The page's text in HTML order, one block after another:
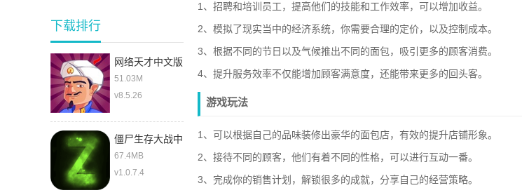
下载排行
网络天才中文版
51.03M
v8.5.26
僵尸生存大战中
文版
67.4MB
v1.0.7.4
1、招聘和培训员工，提高他们的技能和工作效率，可以增加收益。
2、模拟了现实当中的经济系统，你需要合理的定价，以及控制成本。
3、根据不同的节日以及气候推出不同的面包，吸引更多的顾客消费。
4、提升服务效率不仅能增加顾客满意度，还能带来更多的回头客。
游戏玩法
1、可以根据自己的品味装修出豪华的面包店，有效的提升店铺形象。
2、接待不同的顾客，他们有着不同的性格，可以进行互动一番。
3、完成你的销售计划，解锁很多的成就，分享自己的经营策略。